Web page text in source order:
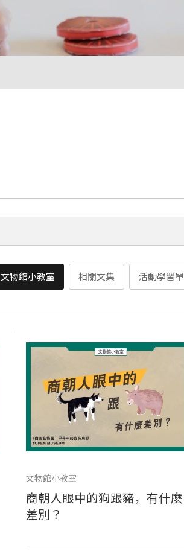
文物館小教室 相關文集 活動學習單
文物館小教室
商朝人眼中的狗跟豬，有什麼
差別？